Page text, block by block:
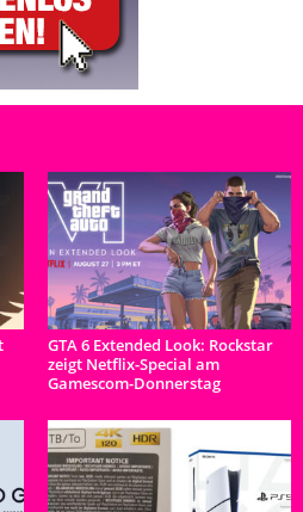
GTA 6 Extended Look: Rockstar
zeigt Netflix-Special am
Gamescom-Donnerstag